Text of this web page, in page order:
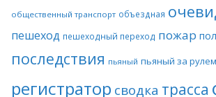
общественный транспорт объездная
пешеход пешеходный переход пожар
последствия пьяный пьяный за рулем
регистратор сводка трасса